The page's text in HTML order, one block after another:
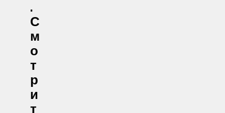
.
С
М
О
Т
Р
И